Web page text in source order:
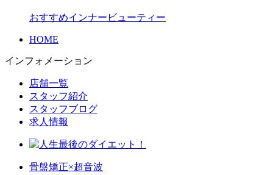
おすすめインナービューティー
HOME
インフォメーション
店舗一覧
スタッフ紹介
スタッフブログ
求人情報
骨盤矯正×超音波